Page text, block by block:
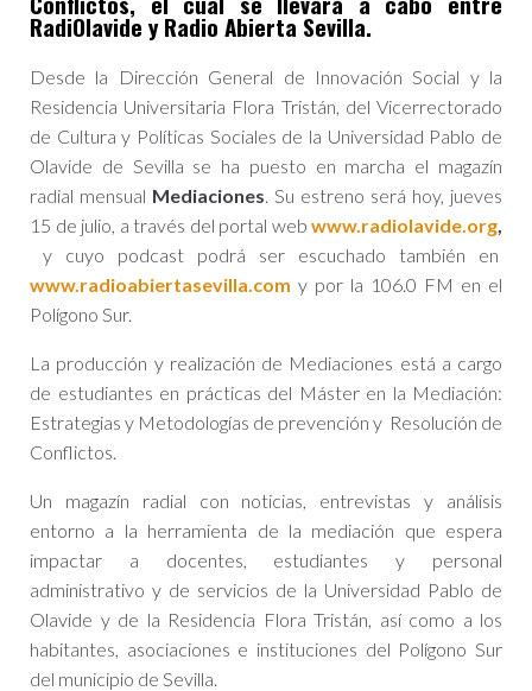
RadiOlavide y Radio Abierta Sevilla.
Desde la Dirección General de Innovación Social y la
Residencia Universitaria Flora Tristán, del Vicerrectorado
de Cultura y Políticas Sociales de la Universidad Pablo de
Olavide de Sevilla se ha puesto en marcha el magazín
radial mensual Mediaciones . Su estreno será hoy, jueves
15 de julio, a través del portal web www.radiolavide.org
y cuyo podcast podrá ser escuchado también en
www.radioabiertasevilla.com y por la 106.0 FM en el
Polígono Sur.
La producción y realización de Mediaciones está a cargo
de estudiantes en prácticas del Máster en la Mediación:
Estrategias y Metodologías de prevención y Resolución de
Conflictos.
Un magazín radial con noticias, entrevistas y análisis
entorno a la herramienta de la mediación que espera
impactar a docentes, estudiantes y personal
administrativo y de servicios de la Universidad Pablo de
Olavide y de la Residencia Flora Tristán, así como a los
habitantes, asociaciones e instituciones del Polígono Sur
del municipio de Sevilla.